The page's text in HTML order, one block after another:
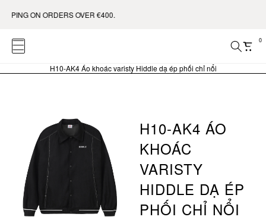
ON ORDERS OVER €400.
0
H10-AK4 Áo khoác varisty Hiddle dạ ép phối chỉ nổi
H10-AK4 ÁO
KHOÁC
VARISTY
HIDDLE DẠ ÉP
PHỐI CHỈ NỔI